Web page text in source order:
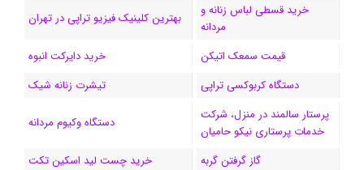
خرید قسطی لباس زنانه و
مردانه
بهترین کلینیک فیزیو تراپی در تهران
قیمت سمعک اتیکن
خرید دایرکت انبوه
دستگاه کربوکسی تراپی
تیشرت زنانه شیک
پرستار سالمند در منزل، شرکت
خدمات پرستاری نیکو حامیان
دستگاه وکیوم مردانه
گاز گرفتن گربه
خرید چست لید اسکین تکت